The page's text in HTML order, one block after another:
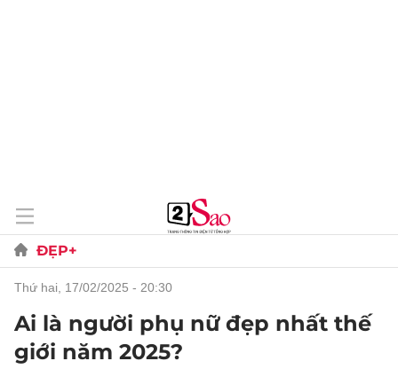
ĐẸP+
thứ hai, 17/02/2025 - 20:30
Ai là người phụ nữ đẹp nhất thế
giới năm 2025?